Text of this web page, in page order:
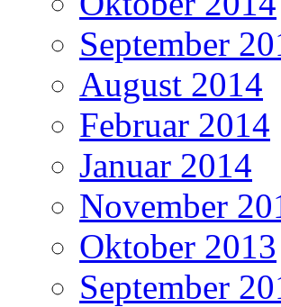
September
August 2014
Februar 2014
Januar 2014
November
Oktober 2013
September